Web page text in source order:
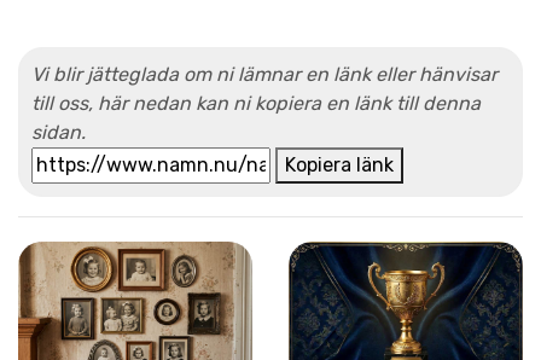
Vi blir jätteglada om ni lämnar en länk eller hänvisar
till oss, här nedan kan ni kopiera en länk till denna
sidan.
Kopiera länk